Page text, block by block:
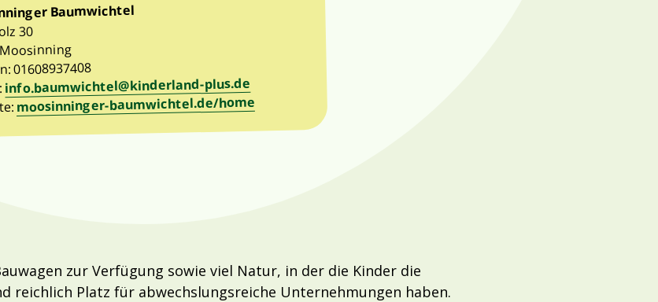
Baumwichtel
30
01608937408
info.baumwichtel@kinderland-plus.de
moosinninger-baumwichtel.de/home
zur Verfügung sowie viel Natur, in der die Kinder die
reichlich Platz für abwechslungsreiche Unternehmungen haben.